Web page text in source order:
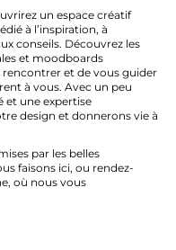
un espace créatif
à l’inspiration, à
conseils. Découvrez les
et moodboards
rencontrer et de vous guider
à vous. Avec un peu
et une expertise
design et donnerons vie à
par les belles
faisons ici, ou rendez-
où nous vous